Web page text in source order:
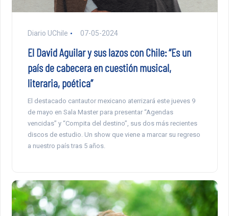
Diario UChile 07-05-2024
El David Aguilar y sus lazos con Chile: “Es un
país de cabecera en cuestión musical,
literaria, poética”
El destacado cantautor mexicano aterrizará este jueves 9
de mayo en Sala Master para presentar “Agendas
vencidas” y “Compita del destino”, sus dos más recientes
discos de estudio. Un show que viene a marcar su regreso
a nuestro país tras 5 años.